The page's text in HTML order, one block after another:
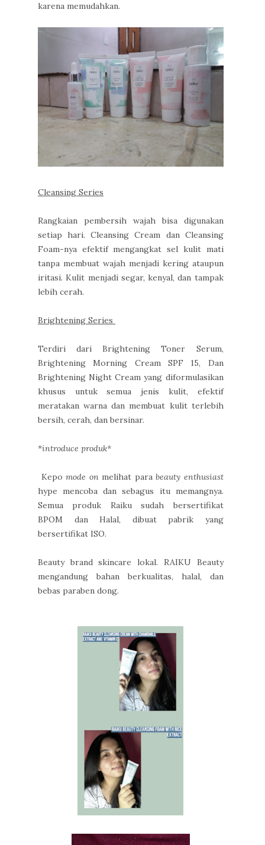
karena memudahkan.
Cleansing Series
Rangkaian pembersih wajah bisa digunakan
setiap hari. Cleansing Cream dan Cleansing
Foam-nya efektif mengangkat sel kulit mati
tanpa membuat wajah menjadi kering ataupun
iritasi. Kulit menjadi segar, kenyal, dan tampak
lebih cerah.
Brightening Series
Terdiri dari Brightening Toner Serum,
Brightening Morning Cream SPF 15, Dan
Brightening Night Cream yang diformulasikan
khusus untuk semua jenis kulit, efektif
meratakan warna dan membuat kulit terlebih
bersih, cerah, dan bersinar.
*introduce produk*
Kepomode onmelihat parabeauty enthusiast
hype mencoba dan sebagus itu memangnya.
Semua produk Raiku sudah bersertifikat
BPOM dan Halal, dibuat pabrik yang
bersertifikat ISO.
Beauty brand skincare lokal. RAIKU Beauty
mengandung bahan berkualitas, halal, dan
bebas paraben dong.